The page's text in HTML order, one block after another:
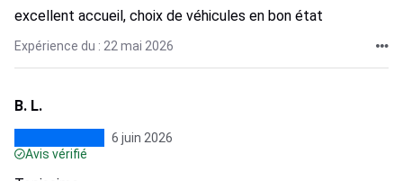
excellent accueil, choix de véhicules en bon état
Expérience du : 22 mai 2026
B. L.
6 juin 2026
Avis vérifié